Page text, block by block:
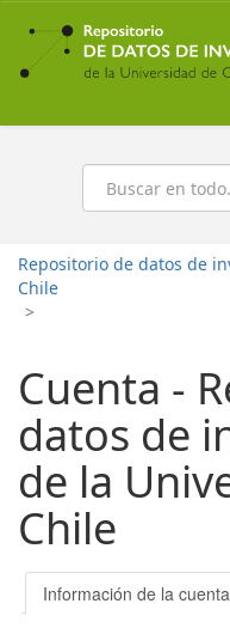
Ir
contenido
principal
Buscar
Repositorio de datos de
Chile
>
Cuenta -
datos de
de la
Chile
Información de la cuenta